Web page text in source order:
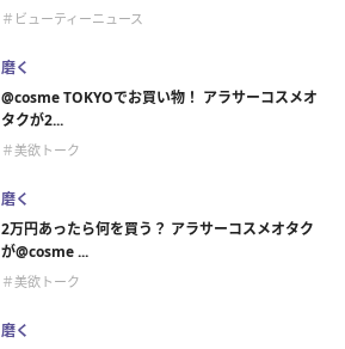
＃ビューティーニュース
磨く
@cosme TOKYOでお買い物！ アラサーコスメオ
タクが2...
＃美欲トーク
磨く
2万円あったら何を買う？ アラサーコスメオタク
が@cosme ...
＃美欲トーク
磨く